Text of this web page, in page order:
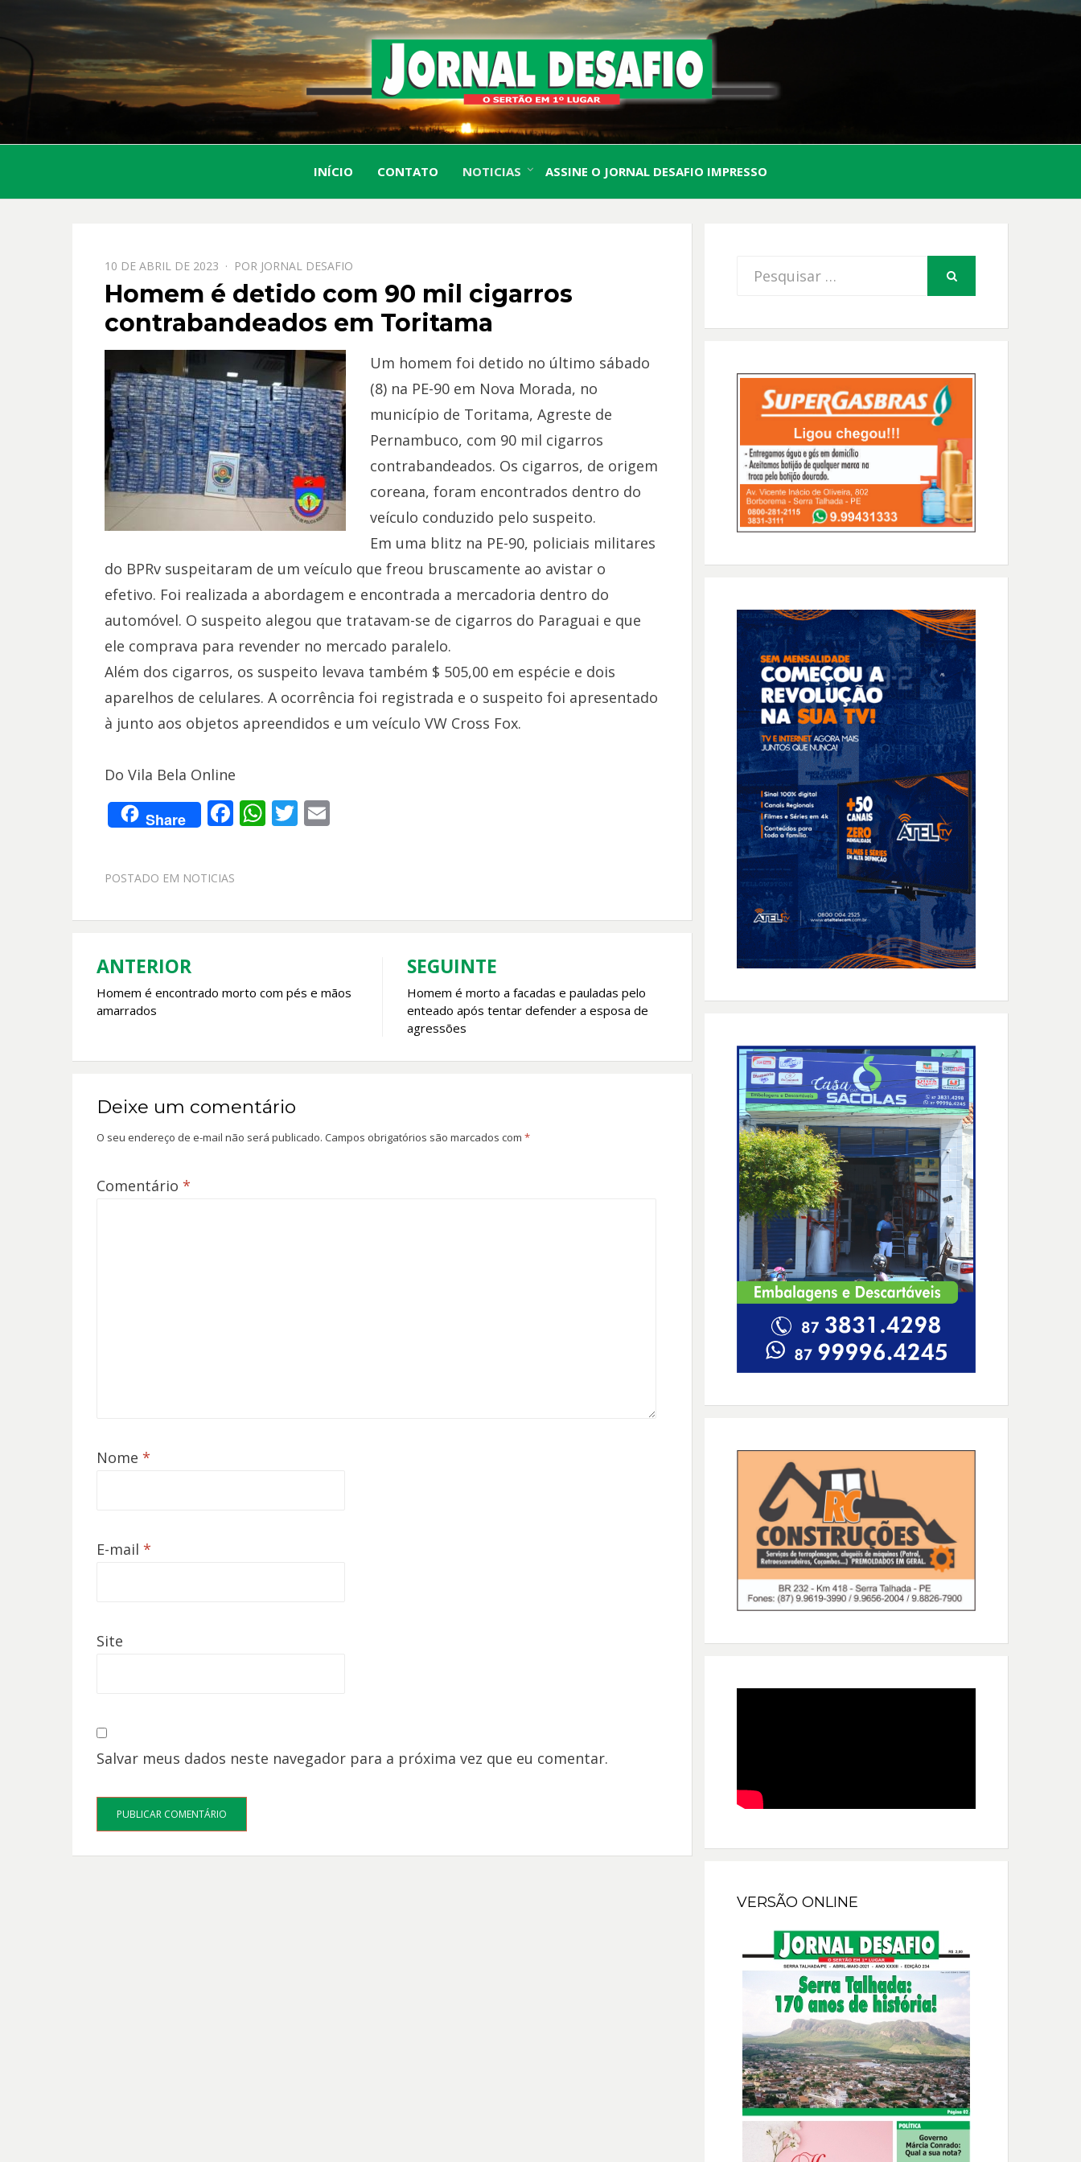
JORNAL
DESAFIO
O Sertão em 1º Lugar
INÍCIO CONTATO NOTICIAS ASSINE O JORNAL DESAFIO IMPRESSO
PPOSTADO
EM
10 DE ABRIL DE 2023 POR JORNAL DESAFIO
Homem é detido com 90 mil cigarros
contrabandeados em Toritama
Um homem foi detido no último sábado
(8) na PE-90 em Nova Morada, no
município de Toritama, Agreste de
Pernambuco, com 90 mil cigarros
contrabandeados. Os cigarros, de origem
coreana, foram encontrados dentro do
veículo conduzido pelo suspeito.
Em uma blitz na PE-90, policiais militares
do BPRv suspeitaram de um veículo que freou bruscamente ao avistar o
efetivo. Foi realizada a abordagem e encontrada a mercadoria dentro do
automóvel. O suspeito alegou que tratavam-se de cigarros do Paraguai e que
ele comprava para revender no mercado paralelo.
Além dos cigarros, os suspeito levava também $ 505,00 em espécie e dois
aparelhos de celulares. A ocorrência foi registrada e o suspeito foi apresentado
à junto aos objetos apreendidos e um veículo VW Cross Fox.
Do Vila Bela Online
Share F
b
o
W
A
T E
POSTADO EM NOTICIAS
Navegação
de
ANTERIOR
Homem é encontrado morto com pés e mãos
amarrados
SEGUINTE
Homem é morto a facadas e pauladas pelo
enteado após tentar defender a esposa de
agressões
Deixe um comentário
O seu endereço de e-mail não será publicado. Campos obrigatórios são marcados com *
Comentário *
Nome *
E-mail *
Site
Salvar meus dados neste navegador para a próxima vez que eu comentar.
Procurar
VERSÃO ONLINE